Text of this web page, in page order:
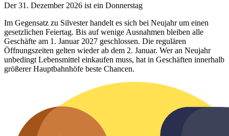
Der 31. Dezember 2026 ist ein Donnerstag
Im Gegensatz zu Silvester handelt es sich bei Neujahr um einen
gesetzlichen Feiertag. Bis auf wenige Ausnahmen bleiben alle
Geschäfte am 1. Januar 2027 geschlossen. Die regulären
Öffnungszeiten gelten wieder ab dem 2. Januar. Wer an Neujahr
unbedingt Lebensmittel einkaufen muss, hat in Geschäften innerhalb
größerer Hauptbahnhöfe beste Chancen.